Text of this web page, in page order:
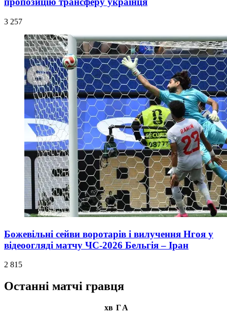
3 257
Божевільні сейви воротарів і вилучення Нгоя у
відеоогляді матчу ЧС-2026 Бельгія – Іран
2 815
Останні матчі гравця
хв ГА